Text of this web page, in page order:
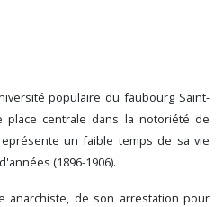
populaire du faubourg Saint-
place centrale dans la notoriété de
un faible temps de sa vie
(1896-1906).
anarchiste, de son arrestation pour